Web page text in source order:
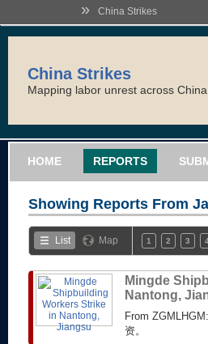
» China Strikes
China Strikes
Mapping labor unrest across China
HOME REPORTS
Showing Reports From
List Map 1 2 3
Mingde
Nantong,
From
资。